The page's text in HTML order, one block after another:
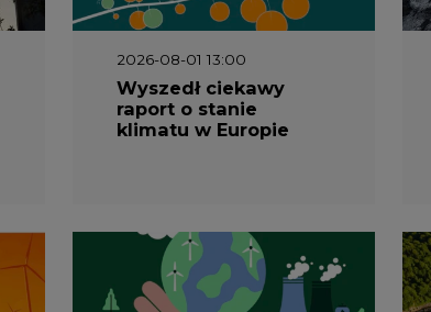
2026-08-01 13:00
Wyszedł ciekawy
raport o stanie
klimatu w Europie